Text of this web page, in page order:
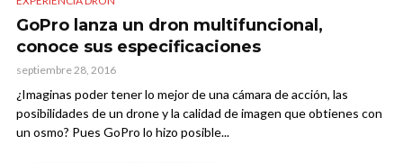
GoPro lanza un dron multifuncional,
conoce sus especificaciones
septiembre 28, 2016
¿Imaginas poder tener lo mejor de una cámara de acción, las
posibilidades de un drone y la calidad de imagen que obtienes con
un osmo? Pues GoPro lo hizo posible...